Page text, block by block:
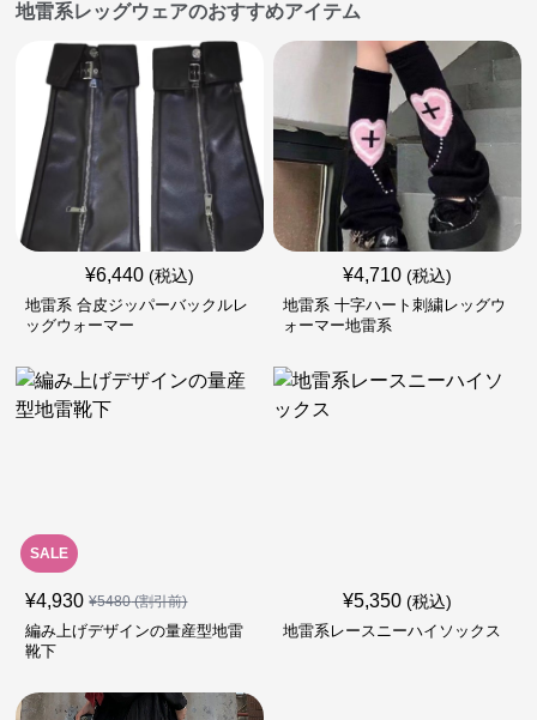
地雷系レッグウェアのおすすめアイテム
¥6,440 (税込)
地雷系 合皮ジッパーバックルレ
ッグウォーマー
¥4,710 (税込)
地雷系 十字ハート刺繍レッグウ
ォーマー地雷系
SALE
¥4,930 ¥5480(割引前)
編み上げデザインの量産型地雷
靴下
¥5,350 (税込)
地雷系レースニーハイソックス